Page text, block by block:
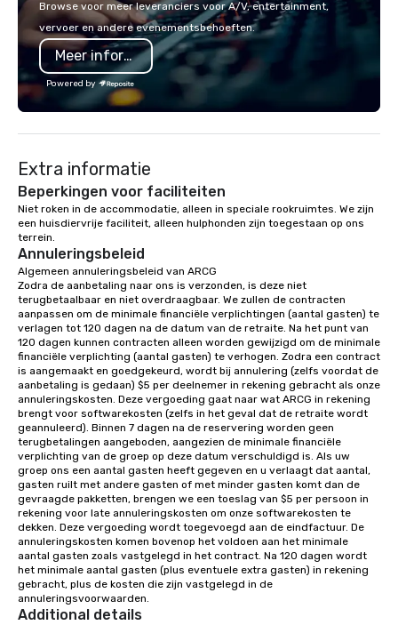
choose what would suit your team
best. Sonoma Zipline Adventures is a
popular option. We can also facilitate
team building, archery tag, and
challenge courses for a day full of
adventure. Our team can help assist
snack options to make your day with
your team enjoyable and successful.
We have a large dining hall that can
serve 450 guests at a time. But, if you
would like a more intimate upscale
option, our full catering team can work
with you to create the meal of your
dreams! If you would like to use a
meeting room we have a number of
different rooms that are available,
from boardrooms to large venues. We
have cozy lodging options ranging
anywhere from cabins to cottages.
Wake up under the canopy in a
forested paradise at whatever level
of creature comfort your team
prefers. Call or email us today to plan
your retreat!
Browse voor meer leveranciers voor A/V, entertainment,
vervoer en andere evenementsbehoeften.
Meer informatie
Powered by
Extra informatie
Beperkingen voor faciliteiten
Niet roken in de accommodatie, alleen in speciale rookruimtes. We zijn
een huisdiervrije faciliteit, alleen hulphonden zijn toegestaan op ons
terrein.
Annuleringsbeleid
Algemeen annuleringsbeleid van ARCG
Zodra de aanbetaling naar ons is verzonden, is deze niet
terugbetaalbaar en niet overdraagbaar. We zullen de contracten
aanpassen om de minimale financiële verplichtingen (aantal gasten) te
verlagen tot 120 dagen na de datum van de retraite. Na het punt van
120 dagen kunnen contracten alleen worden gewijzigd om de minimale
financiële verplichting (aantal gasten) te verhogen. Zodra een contract
is aangemaakt en goedgekeurd, wordt bij annulering (zelfs voordat de
aanbetaling is gedaan) $5 per deelnemer in rekening gebracht als onze
annuleringskosten. Deze vergoeding gaat naar wat ARCG in rekening
brengt voor softwarekosten (zelfs in het geval dat de retraite wordt
geannuleerd). Binnen 7 dagen na de reservering worden geen
terugbetalingen aangeboden, aangezien de minimale financiële
verplichting van de groep op deze datum verschuldigd is. Als uw
groep ons een aantal gasten heeft gegeven en u verlaagt dat aantal,
gasten ruilt met andere gasten of met minder gasten komt dan de
gevraagde pakketten, brengen we een toeslag van $5 per persoon in
rekening voor late annuleringskosten om onze softwarekosten te
dekken. Deze vergoeding wordt toegevoegd aan de eindfactuur. De
annuleringskosten komen bovenop het voldoen aan het minimale
aantal gasten zoals vastgelegd in het contract. Na 120 dagen wordt
het minimale aantal gasten (plus eventuele extra gasten) in rekening
gebracht, plus de kosten die zijn vastgelegd in de
annuleringsvoorwaarden.
Additional details